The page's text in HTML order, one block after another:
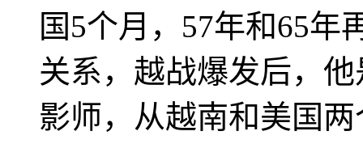
国5个月，57年和65年
关系，越战爆发后，
影师，从越南和美国